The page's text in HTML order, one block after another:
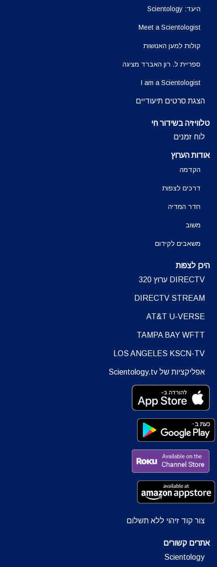
היעד: Scientology
Meet a Scientologist
קולות למען האנושות
ספריית ל. רון האברד מציגה
I am a Scientologist
הצגת סרטים תיעודיים
טלוויזיה בשידור חי
לוח זמנים
אודות הערוץ
הקדמה
דרכים לצפות
חדר המדיה
משוב
משאבים לקידום
היכן לצפות
DIRECTV ערוץ 320
DIRECTV STREAM
AT&T U-VERSE
TAMPA BAY WFTT
LOS ANGELES KSCN-TV
אפליקציות של Scientology.tv
צור קוד זיהוי ללא תשלום
אתרים קשורים
Scientology